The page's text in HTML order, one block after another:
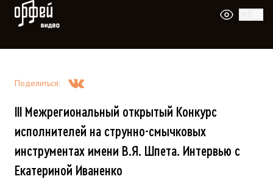
Видео Орфей
Поделиться:
III Межрегиональный открытый Конкурс
исполнителей на струнно-смычковых
инструментах имени В.Я. Шпета. Интервью с
Екатериной Иваненко